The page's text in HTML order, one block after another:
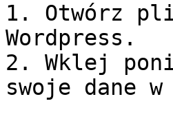
1. Otwórz
Wordpress.
2. Wklej
swoje dane